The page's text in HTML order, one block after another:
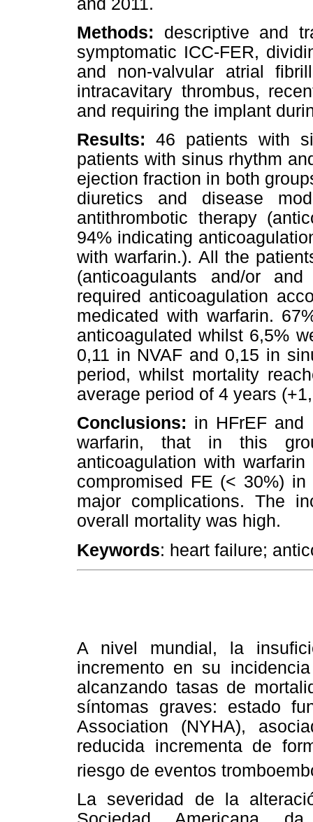
Methods: descriptive and
symptomatic ICC-FER,
and non-valvular atrial
intracavitary thrombus,
and requiring the implant
Results:46 patients with
patients with sinus rhythm
ejection fraction in both
diuretics and disease
antithrombotic therapy
94% indicating
with warfarin.). All the
(anticoagulants and/or
required anticoagulation
medicated with warfarin.
anticoagulated whilst 6,5%
0,11 in NVAF and 0,15 in
period, whilst mortality
average period of 4 years
Conclusions: in HFrEF and
warfarin, that in this
anticoagulation with
compromised FE (< 30%)
major complications. The
overall mortality was high.
Keywords: heart failure;
A nivel mundial, la
incremento en su
alcanzando tasas de
síntomas graves: estado
Association (NYHA),
reducida incrementa de
riesgo de eventos
La severidad de la